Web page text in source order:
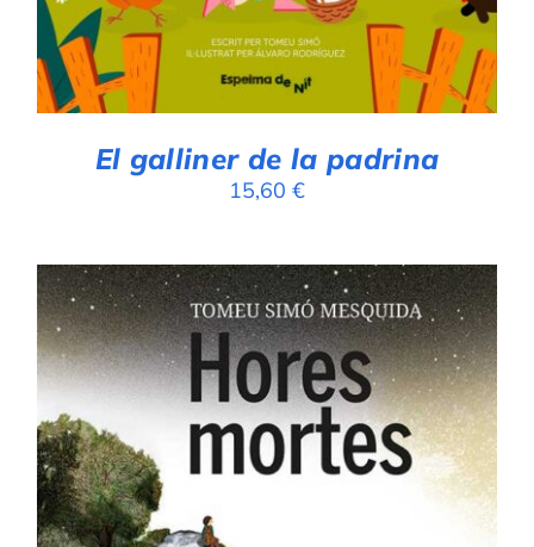
El galliner de la padrina
15,60 €